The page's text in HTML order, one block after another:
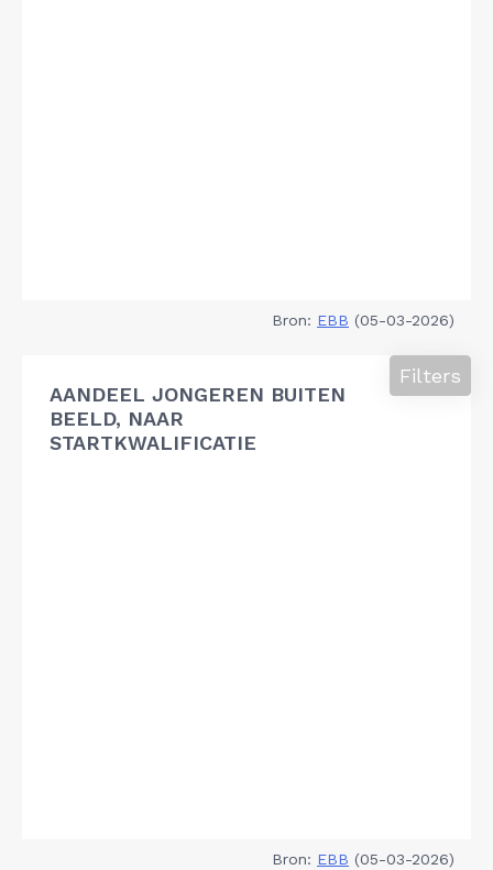
Bron: EBB (05-03-2026)
AANDEEL JONGEREN BUITEN
BEELD, NAAR
STARTKWALIFICATIE
Filters
Bron: EBB (05-03-2026)